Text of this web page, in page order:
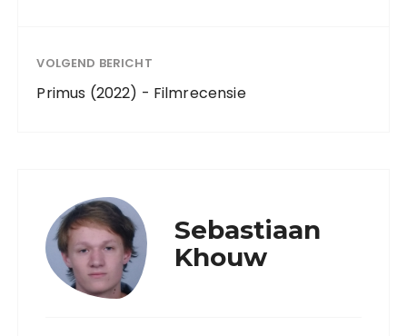
VOLGEND BERICHT
Primus (2022) - Filmrecensie
Sebastiaan
Khouw